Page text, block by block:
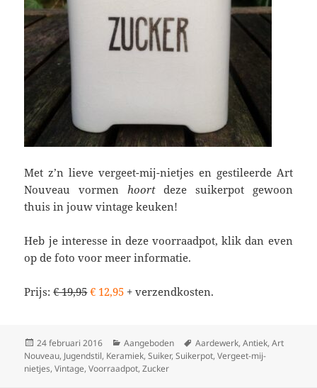
Met z’n lieve vergeet-mij-nietjes en gestileerde Art
Nouveau vormen hoortdeze suikerpot gewoon
thuis in jouw vintage keuken!
Heb je interesse in deze voorraadpot, klik dan even
op de foto voor meer informatie.
Prijs:€ 19,95 € 12,95 + verzendkosten.
Geplaatst
op
24 februari 2016 Categorieën
Aangeboden Tags
Aardewerk,Antiek,Art
Nouveau, Jugendstil, Keramiek,Suiker,Suikerpot,Vergeet-mij-
nietjes,Vintage,Voorraadpot,Zucker